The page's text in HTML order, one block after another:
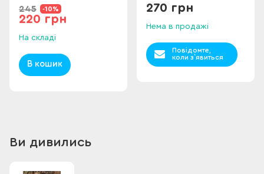
245 -10%
220 грн
На складі
В кошик
270 грн
Нема в продажі
Повідомте,
коли з`явиться
Ви дивились